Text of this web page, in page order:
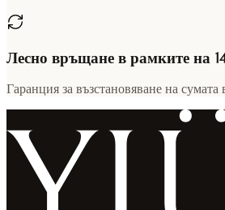
Лесно връщане в рамките на
Гаранция за възстановяване на